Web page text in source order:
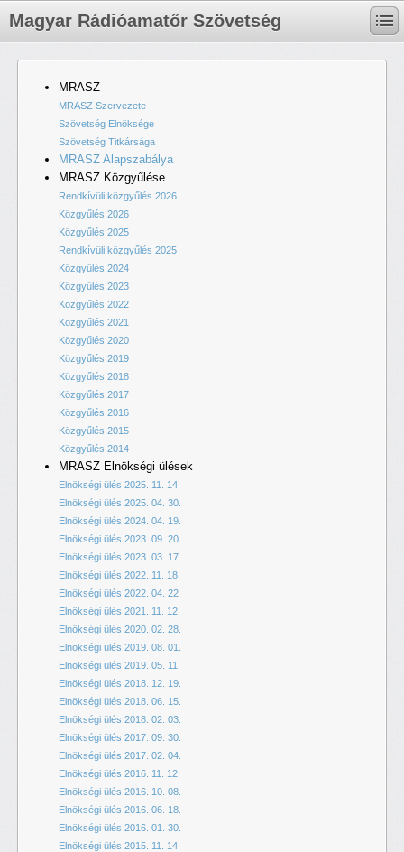
Magyar Rádióamatőr Szövetség
MRASZ
MRASZ Szervezete
Szövetség Elnöksége
Szövetség Titkársága
MRASZ Alapszabálya
MRASZ Közgyűlése
Rendkívüli közgyűlés 2026
Közgyűlés 2026
Közgyűlés 2025
Rendkívüli közgyűlés 2025
Közgyűlés 2024
Közgyűlés 2023
Közgyűlés 2022
Közgyűlés 2021
Közgyűlés 2020
Közgyűlés 2019
Közgyűlés 2018
Közgyűlés 2017
Közgyűlés 2016
Közgyűlés 2015
Közgyűlés 2014
MRASZ Elnökségi ülések
Elnökségi ülés 2025. 11. 14.
Elnökségi ülés 2025. 04. 30.
Elnökségi ülés 2024. 04. 19.
Elnökségi ülés 2023. 09. 20.
Elnökségi ülés 2023. 03. 17.
Elnökségi ülés 2022. 11. 18.
Elnökségi ülés 2022. 04. 22
Elnökségi ülés 2021. 11. 12.
Elnökségi ülés 2020. 02. 28.
Elnökségi ülés 2019. 08. 01.
Elnökségi ülés 2019. 05. 11.
Elnökségi ülés 2018. 12. 19.
Elnökségi ülés 2018. 06. 15.
Elnökségi ülés 2018. 02. 03.
Elnökségi ülés 2017. 09. 30.
Elnökségi ülés 2017. 02. 04.
Elnökségi ülés 2016. 11. 12.
Elnökségi ülés 2016. 10. 08.
Elnökségi ülés 2016. 06. 18.
Elnökségi ülés 2016. 01. 30.
Elnökségi ülés 2015. 11. 14